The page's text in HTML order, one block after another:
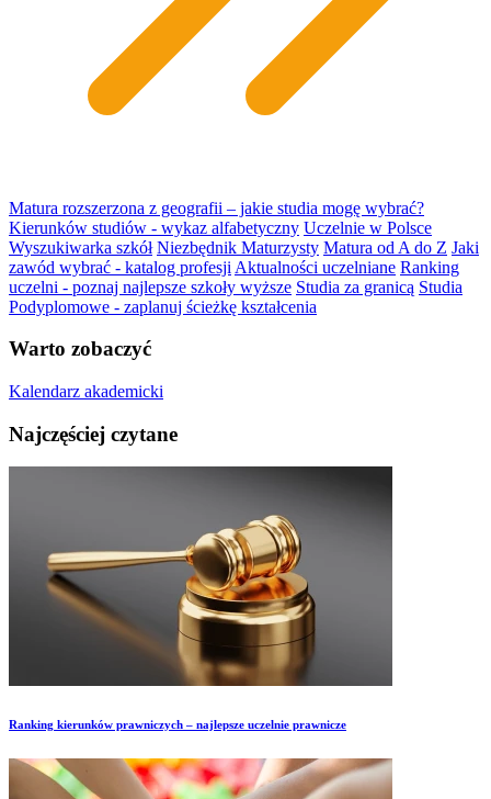
Matura rozszerzona z geografii – jakie studia mogę wybrać?
Kierunków studiów - wykaz alfabetyczny Uczelnie w Polsce
Wyszukiwarka szkół Niezbędnik Maturzysty Matura od A do Z Jaki
zawód wybrać - katalog profesji Aktualności uczelniane Ranking
uczelni - poznaj najlepsze szkoły wyższe Studia za granicą Studia
Podyplomowe - zaplanuj ścieżkę kształcenia
Warto zobaczyć
Kalendarz akademicki
Najczęściej czytane
Ranking kierunków prawniczych – najlepsze uczelnie prawnicze